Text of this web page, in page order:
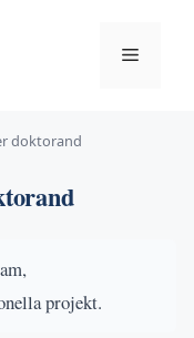
Meny
doktorand
projekt.